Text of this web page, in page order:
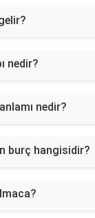
nedir?
nedir?
burç hangisidir?